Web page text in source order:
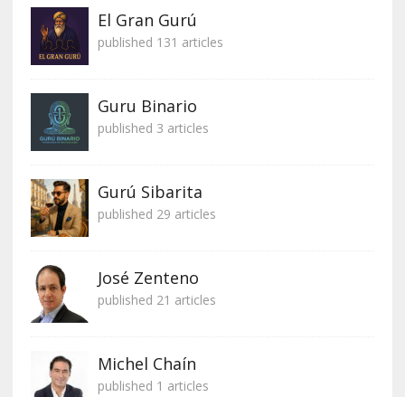
El Gran Gurú
published 131 articles
Guru Binario
published 3 articles
Gurú Sibarita
published 29 articles
José Zenteno
published 21 articles
Michel Chaín
published 1 articles